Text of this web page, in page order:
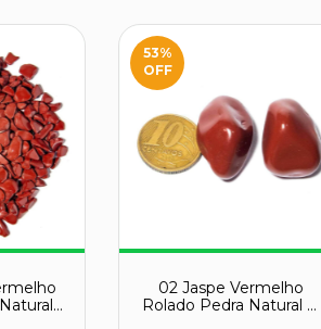
53%
OFF
02 Jaspe Vermelho
Rolado Pedra Natural G